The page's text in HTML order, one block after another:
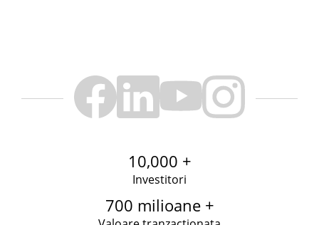
10,000 +
Investitori
700 milioane +